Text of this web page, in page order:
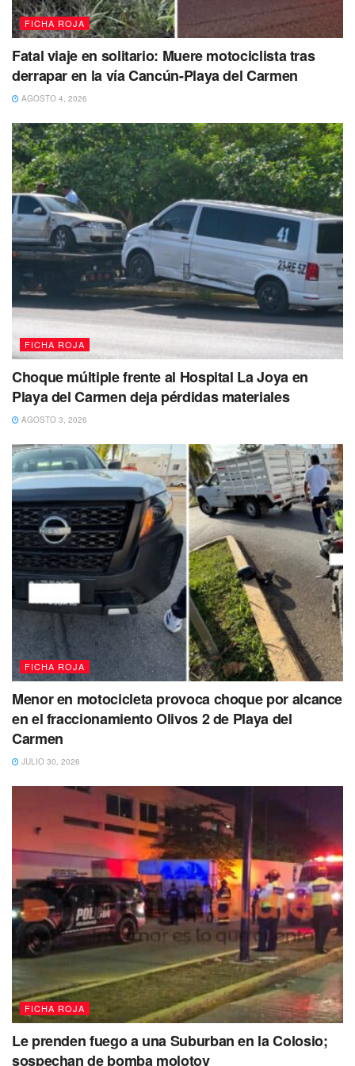
Accidente atropello villas del sol
FICHA ROJA
Fatal viaje en solitario: Muere motociclista tras
derrapar en la vía Cancún-Playa del Carmen
AGOSTO 4, 2026
FICHA ROJA
Choque múltiple frente al Hospital La Joya en
Playa del Carmen deja pérdidas materiales
AGOSTO 3, 2026
FICHA ROJA
Menor en motocicleta provoca choque por alcance
en el fraccionamiento Olivos 2 de Playa del
Carmen
JULIO 30, 2026
FICHA ROJA
Le prenden fuego a una Suburban en la Colosio;
sospechan de bomba molotov